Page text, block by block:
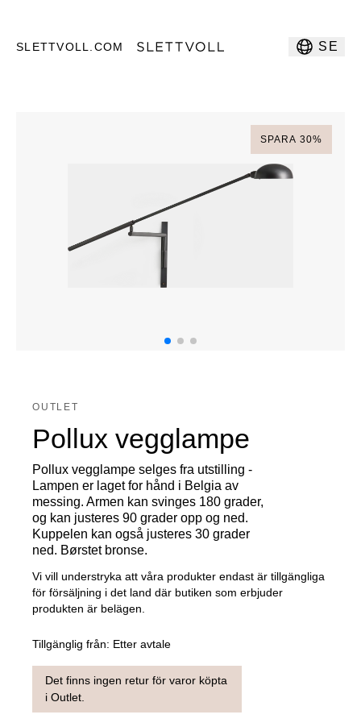
SLETTVOLL.COM SE
SPARA 30%
OUTLET
Pollux vegglampe
Pollux vegglampe selges fra utstilling -
Lampen er laget for hånd i Belgia av
messing. Armen kan svinges 180 grader,
og kan justeres 90 grader opp og ned.
Kuppelen kan også justeres 30 grader
ned. Børstet bronse.
Vi vill understryka att våra produkter endast är tillgängliga
för försäljning i det land där butiken som erbjuder
produkten är belägen.
Tillgänglig från: Etter avtale
Det finns ingen retur för varor köpta
i Outlet.